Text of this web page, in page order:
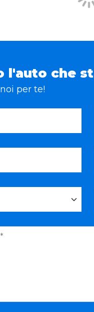
l'auto che
per te!